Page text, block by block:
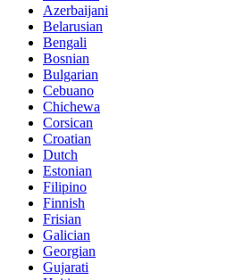
Azerbaijani
Belarusian
Bengali
Bosnian
Bulgarian
Cebuano
Chichewa
Corsican
Croatian
Dutch
Estonian
Filipino
Finnish
Frisian
Galician
Georgian
Gujarati